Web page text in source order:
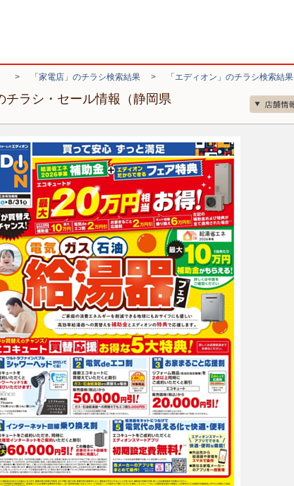
> 「家電店」のチラシ検索結果 > 「エディオン」のチラシ検索結果
チラシ・セール情報（静岡県